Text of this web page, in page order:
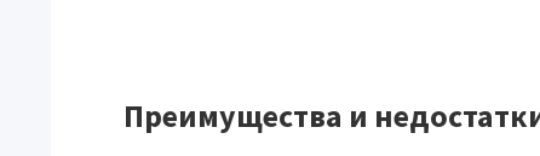
Преимущества и